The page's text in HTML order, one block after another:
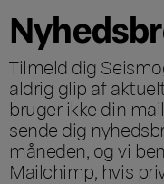
Tilmeld dig
aldrig glip af
bruger ikke din
sende dig
måneden, og vi
Mailchimp, hvis